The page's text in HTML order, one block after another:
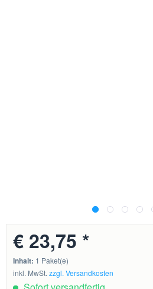
€ 23,75 *
Inhalt: 1 Paket(e)
inkl. MwSt.zzgl. Versandkosten